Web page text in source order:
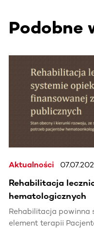
Podobne
Ta sekcja zawiera
Aktualności
Rehabilitacja
hematologicznych
Rehabilitacja
element terapii